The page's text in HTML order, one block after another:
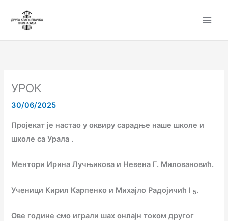
УРОК
30/06/2025
Пројекат је настао у оквиру сарадње наше школе и
школе са Урала .
Ментори Ирина Лучњикова и Невена Г. Миловановић.
Ученици Кирил Карпенко и Михајло Радојичић I 5.
Ове године смо играли шах онлајн током другог